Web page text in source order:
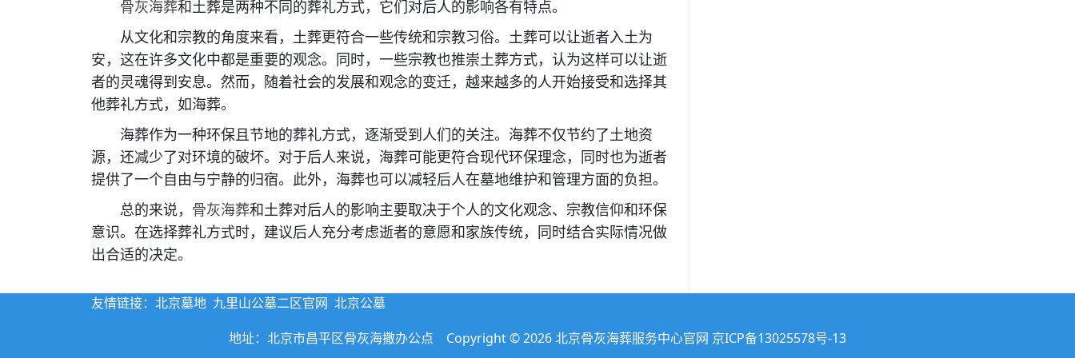
骨灰海葬和土葬是两种不同的葬礼方式，它们对后人的影响各有特点。
从文化和宗教的角度来看，土葬更符合一些传统和宗教习俗。土葬可以让逝者入土为
安，这在许多文化中都是重要的观念。同时，一些宗教也推崇土葬方式，认为这样可以让逝
者的灵魂得到安息。然而，随着社会的发展和观念的变迁，越来越多的人开始接受和选择其
他葬礼方式，如海葬。
海葬作为一种环保且节地的葬礼方式，逐渐受到人们的关注。海葬不仅节约了土地资
源，还减少了对环境的破坏。对于后人来说，海葬可能更符合现代环保理念，同时也为逝者
提供了一个自由与宁静的归宿。此外，海葬也可以减轻后人在墓地维护和管理方面的负担。
总的来说， 骨灰海葬和土葬对后人的影响主要取决于个人的文化观念、宗教信仰和环保
意识。在选择葬礼方式时，建议后人充分考虑逝者的意愿和家族传统，同时结合实际情况做
出合适的决定。
友情链接： 北京墓地 九里山公墓二区官网 北京公墓
地址：北京市昌平区骨灰海撒办公点 Copyright © 2026 北京骨灰海葬服务中心官网 京ICP备13025578号-13